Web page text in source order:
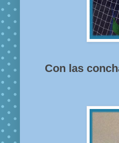
Con las